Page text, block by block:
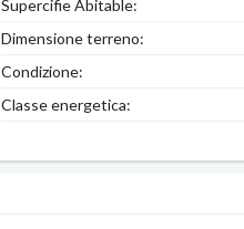
Supercifie Abitable:
Dimensione terreno:
Condizione:
Classe energetica: